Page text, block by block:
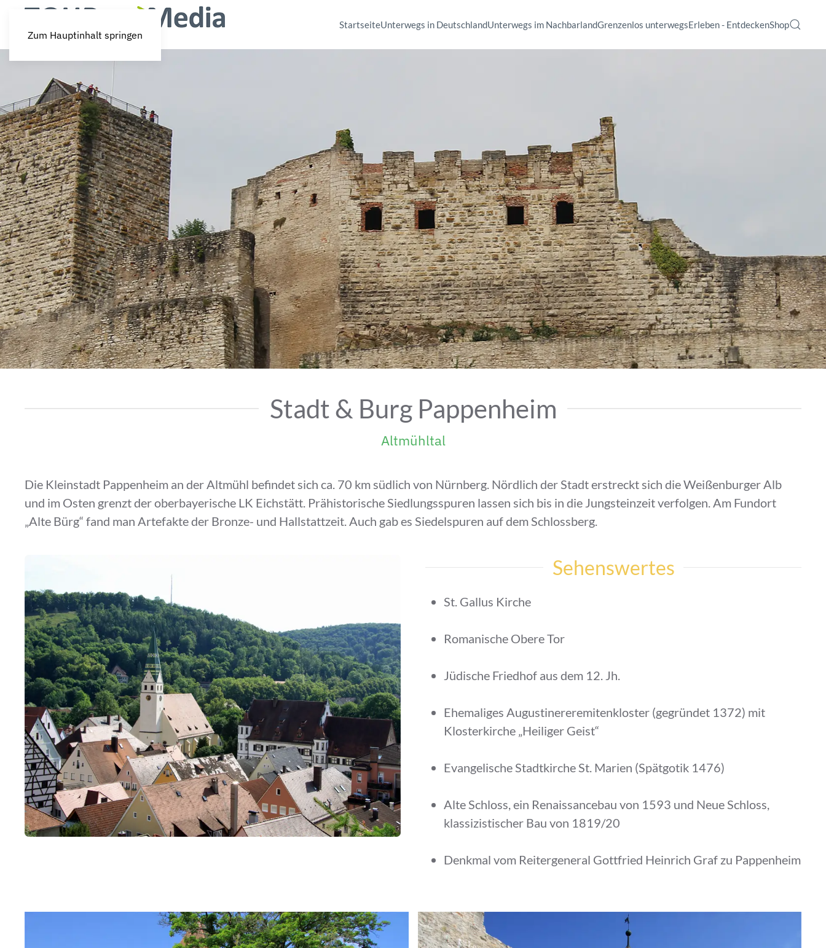
Zum Hauptinhalt springen
StartseiteUnterwegs in DeutschlandUnterwegs im NachbarlandGrenzenlos unterwegsErleben - EntdeckenShop
Stadt & Burg Pappenheim
Altmühltal
Die Kleinstadt Pappenheim an der Altmühl befindet sich ca. 70 km südlich von Nürnberg. Nördlich der Stadt erstreckt sich die Weißenburger Alb
und im Osten grenzt der oberbayerische LK Eichstätt. Prähistorische Siedlungsspuren lassen sich bis in die Jungsteinzeit verfolgen. Am Fundort
„Alte Bürg“ fand man Artefakte der Bronze- und Hallstattzeit. Auch gab es Siedelspuren auf dem Schlossberg.
Sehenswertes
St. Gallus Kirche
Romanische Obere Tor
Jüdische Friedhof aus dem 12. Jh.
Ehemaliges Augustinereremitenkloster (gegründet 1372) mit
Klosterkirche „Heiliger Geist“
Evangelische Stadtkirche St. Marien (Spätgotik 1476)
Alte Schloss, ein Renaissancebau von 1593 und Neue Schloss,
klassizistischer Bau von 1819/20
Denkmal vom Reitergeneral Gottfried Heinrich Graf zu Pappenheim